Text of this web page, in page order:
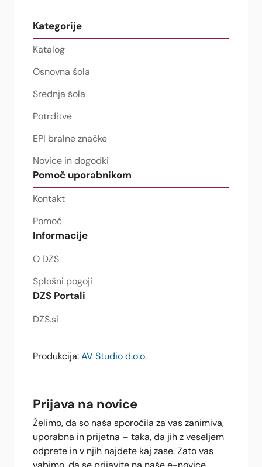
Kategorije
Katalog
Osnovna šola
Srednja šola
Potrditve
EPI bralne značke
Novice in dogodki
Pomoč uporabnikom
Kontakt
Pomoč
Informacije
O DZS
Splošni pogoji
DZS Portali
DZS.si
Produkcija: AV Studio d.o.o.
Prijava na novice
Želimo, da so naša sporočila za vas zanimiva,
uporabna in prijetna – taka, da jih z veseljem
odprete in v njih najdete kaj zase. Zato vas